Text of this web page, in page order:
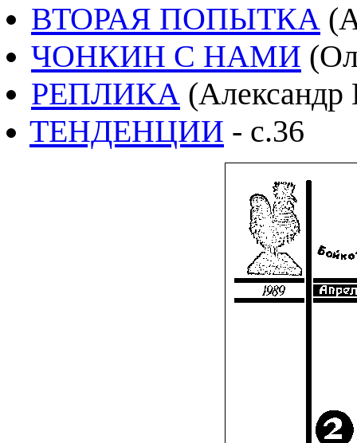
ВТОРАЯ ПОПЫТКА
ЧОНКИН С НАМИ
РЕПЛИКА (Александр
ТЕНДЕНЦИИ - с.36